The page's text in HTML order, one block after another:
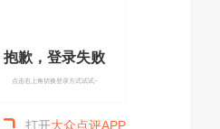
抱歉，登录失败
点击右上角切换登录方式试试~
打开大众点评APP